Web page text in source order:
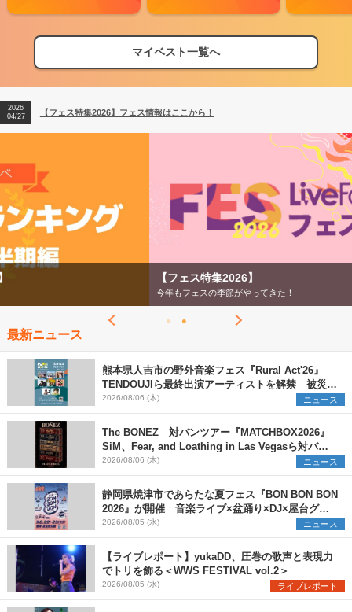
マイベスト一覧へ
【フェス特集2026】フェス情報はここから！
【ライブ動員ランキング】2026年上半期編発表！
2026
04/27
【フェス特集2026】フェス情報はここから！
2026
最新ニュース
熊本県人吉市の野外音楽フェス『Rural Act'26』
TENDOUJIら最終出演アーティストを解禁 被災地
支援プロジェクトの始動も発表
2026/08/06 (木) ニュース
The BONEZ 対バンツアー『MATCHBOX2026』
SiM、Fear, and Loathing in Las Vegasら対バン
アーティストを一斉解禁
2026/08/06 (木) ニュース
静岡県焼津市であらたな夏フェス『BON BON BON
2026』が開催 音楽ライブ×盆踊り×DJ×屋台グル
メ×ランタンナイトで彩る2日間
2026/08/05 (水) ニュース
【ライブレポート】yukaDD、圧巻の歌声と表現力
でトリを飾る＜WWS FESTIVAL vol.2＞
2026/08/05 (水) ライブレポート